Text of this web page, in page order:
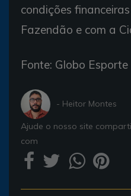
condições
Fazendão e com a
Fonte: Globo Esporte
- Heitor Montes
Ajude o nosso site
com